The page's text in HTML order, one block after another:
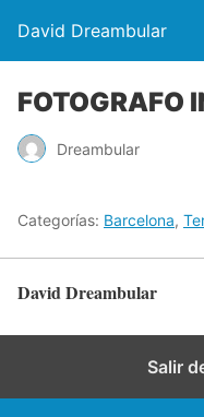
David Dreambular
FOTOGRAFO
Dreambular
Categorías: Barcelona,
David Dreambular
Salir